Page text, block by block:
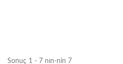
Sonuç 1 - 7 nın-nin 7